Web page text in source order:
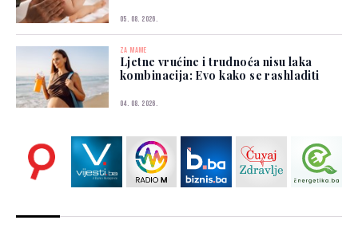
05. 08. 2026.
ZA MAME
Ljetne vrućine i trudnoća nisu laka
kombinacija: Evo kako se rashladiti
04. 08. 2026.